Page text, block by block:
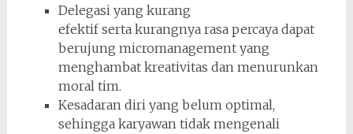
Delegasi yang kurang
efektif serta kurangnya rasa percaya dapat
berujung micromanagement yang
menghambat kreativitas dan menurunkan
moral tim.
Kesadaran diri yang belum optimal,
sehingga karyawan tidak mengenali